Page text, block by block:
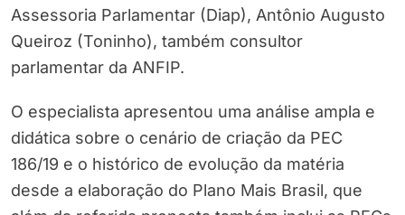
Assessoria Parlamentar (Diap), Antônio Augusto
Queiroz (Toninho), também consultor
parlamentar da ANFIP.
O especialista apresentou uma análise ampla e
didática sobre o cenário de criação da PEC
186/19 e o histórico de evolução da matéria
desde a elaboração do Plano Mais Brasil, que